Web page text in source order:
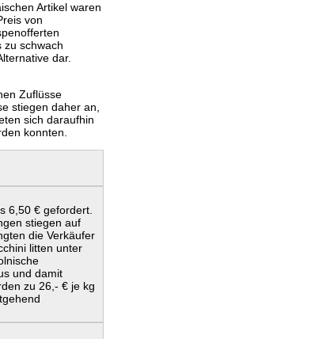
Artikel waren
von
zu schwach
dar.
Zuflüsse
stiegen daher an,
sich daraufhin
konnten.
6,50 € gefordert.
stiegen auf
die Verkäufer
litten unter
und damit
zu 26,- € je kg